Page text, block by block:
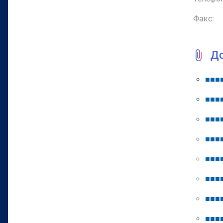
Факс:
■■■
■■■
■■■
■■■
■■■
■■■
■■■
■■■